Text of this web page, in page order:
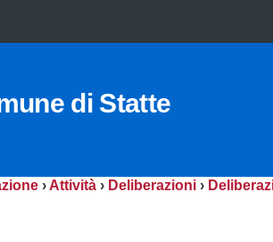
di Statte
› Attività › Deliberazioni ›